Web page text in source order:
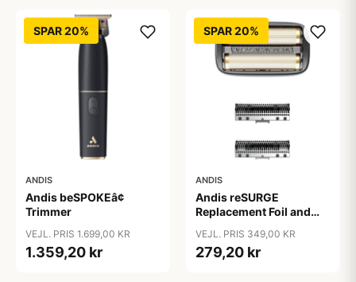
SPAR 20%
ANDIS
Andis beSPOKEâ¢
Trimmer
VEJL. PRIS 1.699,00 KR
1.359,20 kr
SPAR 20%
ANDIS
Andis reSURGE
Replacement Foil and
VEJL. PRIS 349,00 KR
279,20 kr